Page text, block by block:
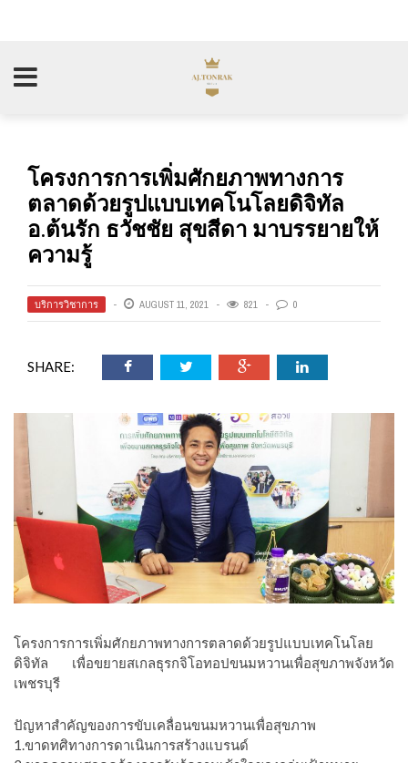
โครงการการเพิ่มศักยภาพทางการ
ตลาดด้วยรูปแบบเทคโนโลยดิจิทัล
อ.ต้นรัก ธวัชชัย สุขสีดา มาบรรยายให้
ความรู้
บริการวิชาการ AUGUST 11, 2021 821 0
SHARE:
โครงการการเพิ่มศักยภาพทางการตลาดด้วยรูปแบบเทคโนโลย
ดิจิทัล เพื่อขยายสเกลธุรกจิโอทอปขนมหวานเพื่อสุขภาพจังหวัด
เพชรบุรี
ปัญหาสำคัญของการขับเคลื่อนขนมหวานเพื่อสุขภาพ
1.ขาดทศิทางการดาเนินการสร้างแบรนด์